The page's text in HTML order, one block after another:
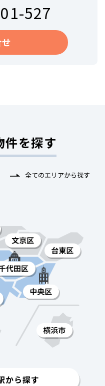
527
件を探す
全てのエリアから探す
から探す